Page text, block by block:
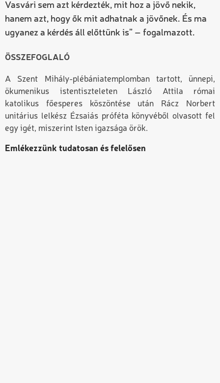
Vasvári sem azt kérdezték, mit hoz a jövő nekik,
hanem azt, hogy ők mit adhatnak a jövőnek. És ma
ugyanez a kérdés áll előttünk is” – fogalmazott.
ÖSSZEFOGLALÓ
A Szent Mihály-plébániatemplomban tartott, ünnepi,
ökumenikus istentiszteleten László Attila római
katolikus főesperes köszöntése után Rácz Norbert
unitárius lelkész Ézsaiás próféta könyvéből olvasott fel
egy igét, miszerint Isten igazsága örök.
Emlékezzünk tudatosan és felelősen